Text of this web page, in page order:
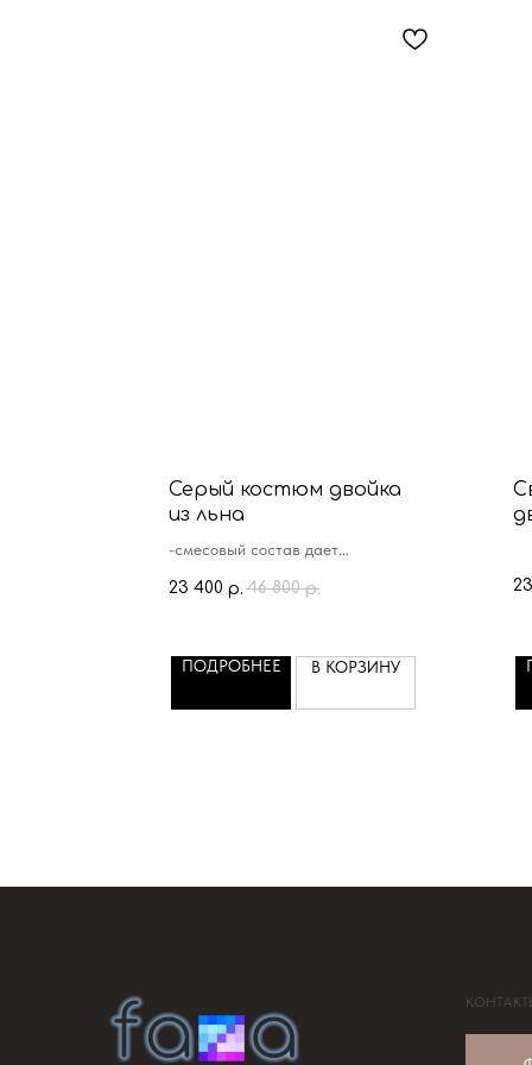
Серый костюм двойка
из льна
-смесовый состав дает
что ткань сохраняет форму в
-в составе есть эластан,что
23 400 р. 46 800 р.
ПОДРОБНЕЕ В КОРЗИНУ